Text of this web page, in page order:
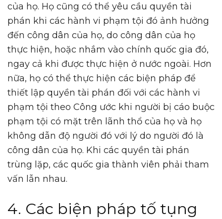
của họ. Họ cũng có thể yêu cầu quyền tài
phán khi các hành vi phạm tội đó ảnh hưởng
đến công dân của họ, do công dân của họ
thực hiện, hoặc nhắm vào chính quốc gia đó,
ngay cả khi được thực hiện ở nước ngoài. Hơn
nữa, họ có thể thực hiện các biện pháp để
thiết lập quyền tài phán đối với các hành vi
phạm tội theo Công ước khi người bị cáo buộc
phạm tội có mặt trên lãnh thổ của họ và họ
không dẫn độ người đó với lý do người đó là
công dân của họ. Khi các quyền tài phán
trùng lặp, các quốc gia thành viên phải tham
vấn lẫn nhau.
4. Các biện pháp tố tụng